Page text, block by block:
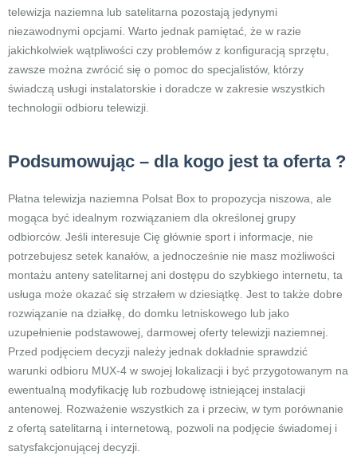
telewizja naziemna lub satelitarna pozostają jedynymi
niezawodnymi opcjami. Warto jednak pamiętać, że w razie
jakichkolwiek wątpliwości czy problemów z konfiguracją sprzętu,
zawsze można zwrócić się o pomoc do specjalistów, którzy
świadczą usługi instalatorskie i doradcze w zakresie wszystkich
technologii odbioru telewizji.
Podsumowując – dla kogo jest ta oferta ?
Płatna telewizja naziemna Polsat Box to propozycja niszowa, ale
mogąca być idealnym rozwiązaniem dla określonej grupy
odbiorców. Jeśli interesuje Cię głównie sport i informacje, nie
potrzebujesz setek kanałów, a jednocześnie nie masz możliwości
montażu anteny satelitarnej ani dostępu do szybkiego internetu, ta
usługa może okazać się strzałem w dziesiątkę. Jest to także dobre
rozwiązanie na działkę, do domku letniskowego lub jako
uzupełnienie podstawowej, darmowej oferty telewizji naziemnej.
Przed podjęciem decyzji należy jednak dokładnie sprawdzić
warunki odbioru MUX-4 w swojej lokalizacji i być przygotowanym na
ewentualną modyfikację lub rozbudowę istniejącej instalacji
antenowej. Rozważenie wszystkich za i przeciw, w tym porównanie
z ofertą satelitarną i internetową, pozwoli na podjęcie świadomej i
satysfakcjonującej decyzji.